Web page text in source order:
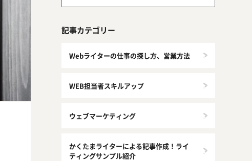
記事カテゴリー
Webライターの仕事の探し方、営業方法
WEB担当者スキルアップ
ウェブマーケティング
かくたまライターによる記事作成！ライ
ティングサンプル紹介